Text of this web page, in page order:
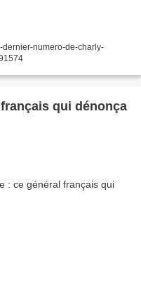
numero-de-charly-
qui dénonça